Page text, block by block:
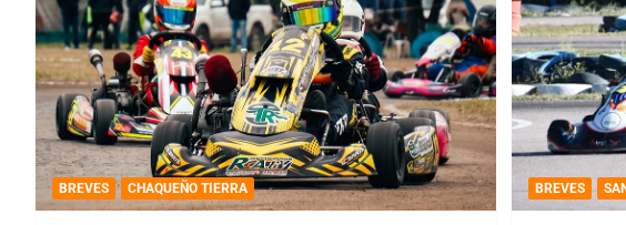
BREVES CHAQUEÑO TIERRA BREVES